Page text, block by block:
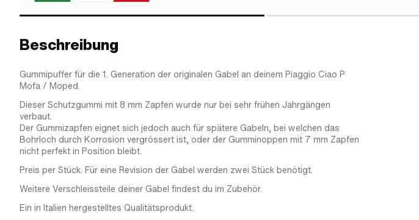
Beschreibung
Gummipuffer für die 1. Generation der originalen Gabel an deinem Piaggio Ciao P
Mofa / Moped.
Dieser Schutzgummi mit 8 mm Zapfen wurde nur bei sehr frühen Jahrgängen
verbaut.
Der Gummizapfen eignet sich jedoch auch für spätere Gabeln, bei welchen das
Bohrloch durch Korrosion vergrössert ist, oder der Gumminoppen mit 7 mm Zapfen
nicht perfekt in Position bleibt.
Preis per Stück. Für eine Revision der Gabel werden zwei Stück benötigt.
Weitere Verschleissteile deiner Gabel findest du im Zubehör.
Ein in Italien hergestelltes Qualitätsprodukt.